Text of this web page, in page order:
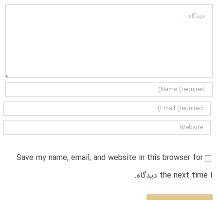
دیدگاه
Save my name, email, and website in this browser for
the next time I دیدگاه.